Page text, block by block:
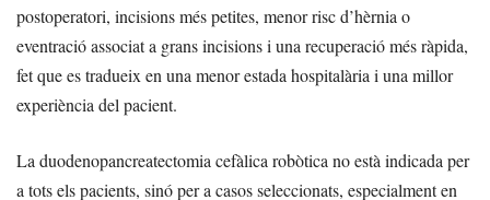
postoperatori, incisions més petites, menor risc d’hèrnia o
eventració associat a grans incisions i una recuperació més ràpida,
fet que es tradueix en una menor estada hospitalària i una millor
experiència del pacient.
La duodenopancreatectomia cefàlica robòtica no està indicada per
a tots els pacients, sinó per a casos seleccionats, especialment en